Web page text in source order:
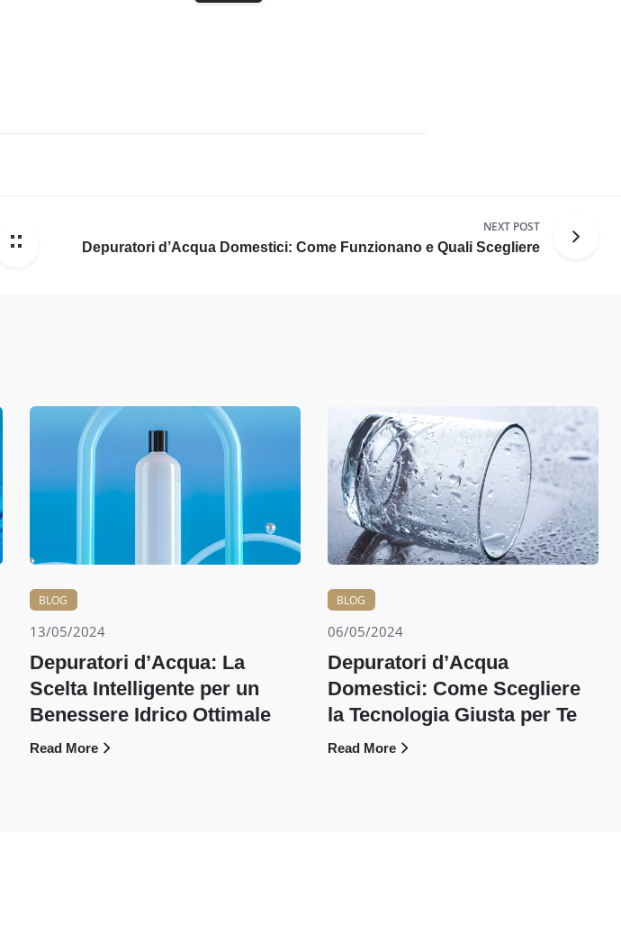
NEXT POST
Depuratori d’Acqua Domestici: Come Funzionano e Quali Scegliere
BLOG
13/05/2024
Depuratori d’Acqua: La
Scelta Intelligente per un
Benessere Idrico Ottimale
Read More
BLOG
06/05/2024
Depuratori d’Acqua
Domestici: Come Scegliere
la Tecnologia Giusta per Te
Read More